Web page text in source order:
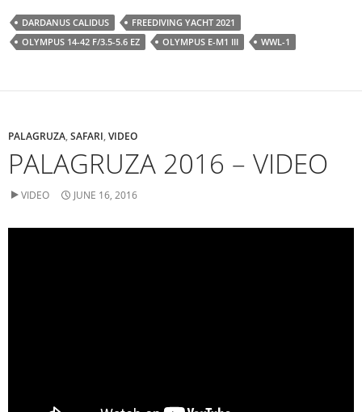
DARDANUS CALIDUS
FREEDIVING YACHT 2021
OLYMPUS 14-42 F/3.5-5.6 EZ
OLYMPUS E-M1 III WWL-1
PALAGRUZA SAFARI VIDEO
PALAGRUZA 2016 – VIDEO
VIDEO JUNE 16, 2016